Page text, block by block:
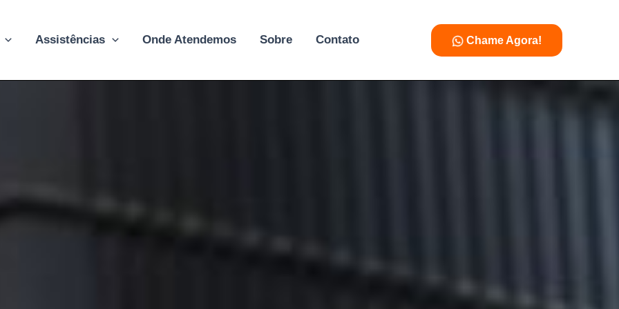
Assistências Onde Atendemos Sobre Contato Chame Agora!